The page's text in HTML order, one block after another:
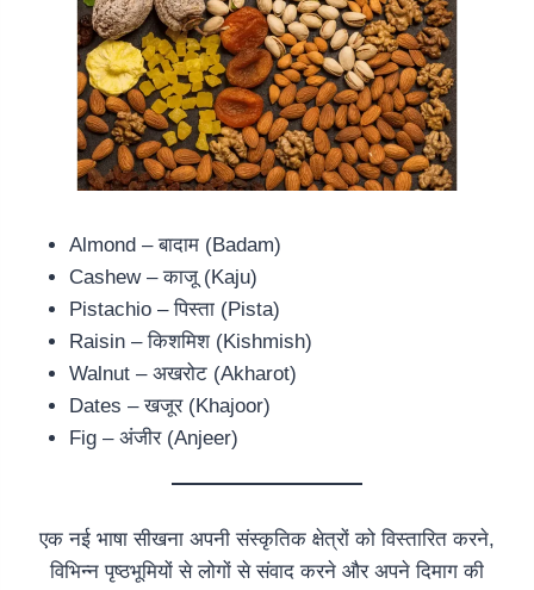
Almond – बादाम (Badam)
Cashew – काजू (Kaju)
Pistachio – पिस्ता (Pista)
Raisin – किशमिश (Kishmish)
Walnut – अखरोट (Akharot)
Dates – खजूर (Khajoor)
Fig – अंजीर (Anjeer)
एक नई भाषा सीखना अपनी संस्कृतिक क्षेत्रों को विस्तारित करने,
विभिन्न पृष्ठभूमियों से लोगों से संवाद करने और अपने दिमाग की